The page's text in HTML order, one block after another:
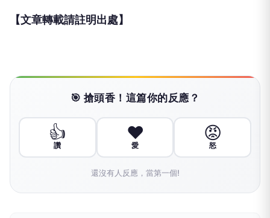
【文章轉載請註明出處】
🎯 搶頭香！這篇你的反應？
👍
讚
❤️
愛
😡
怒
還沒有人反應，當第一個!